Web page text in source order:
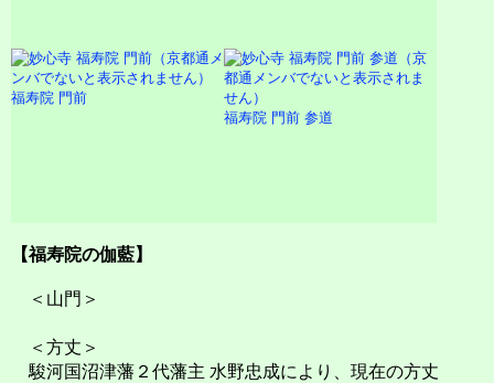
福寿院 門前
福寿院 門前 参道
【福寿院の伽藍】
＜山門＞
＜方丈＞
駿河国沼津藩２代藩主 水野忠成により、現在の方丈